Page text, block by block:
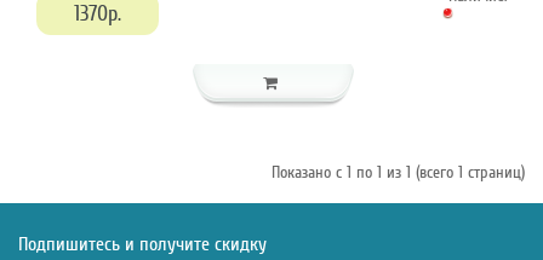
1370р.
Показано с 1 по 1 из 1 (всего 1 страниц)
Подпишитесь и получите скидку